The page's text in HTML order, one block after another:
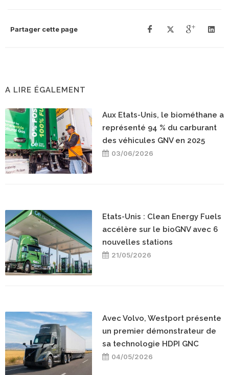
Partager cette page
A LIRE ÉGALEMENT
Aux Etats-Unis, le biométhane a
représenté 94 % du carburant
des véhicules GNV en 2025
03/06/2026
Etats-Unis : Clean Energy Fuels
accélère sur le bioGNV avec 6
nouvelles stations
21/05/2026
Avec Volvo, Westport présente
un premier démonstrateur de
sa technologie HDPI GNC
04/05/2026